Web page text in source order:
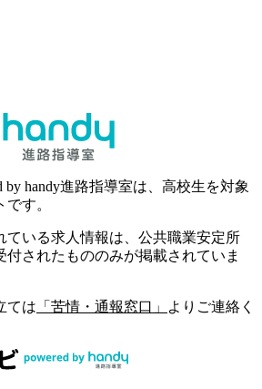
by handy進路指導室は、高校生を対象
す。
ている求人情報は、公共職業安定所
付されたもののみが掲載されていま
ては 「苦情・通報窓口」
よりご連絡く